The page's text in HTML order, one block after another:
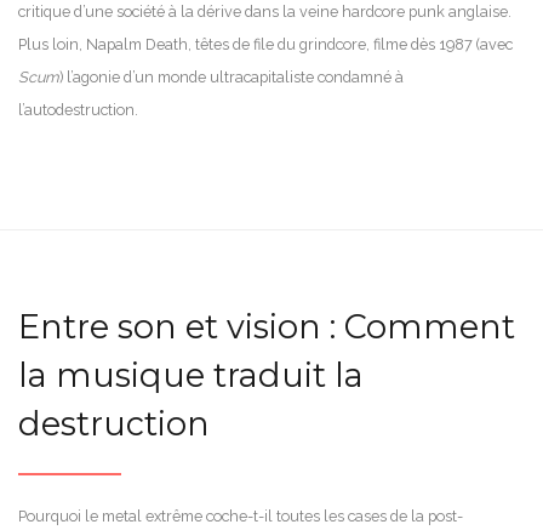
critique d’une société à la dérive dans la veine hardcore punk anglaise.
Plus loin, Napalm Death, têtes de file du grindcore, filme dès 1987 (avec
Scum) l’agonie d’un monde ultracapitaliste condamné à
l’autodestruction.
Entre son et vision : Comment
la musique traduit la
destruction
Pourquoi le metal extrême coche-t-il toutes les cases de la post-